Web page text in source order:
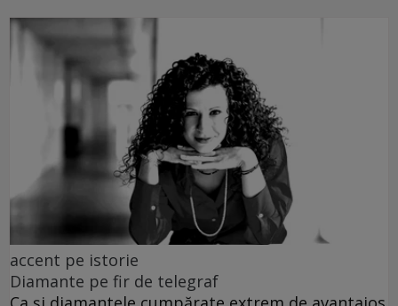
accent pe istorie
Diamante pe fir de telegraf